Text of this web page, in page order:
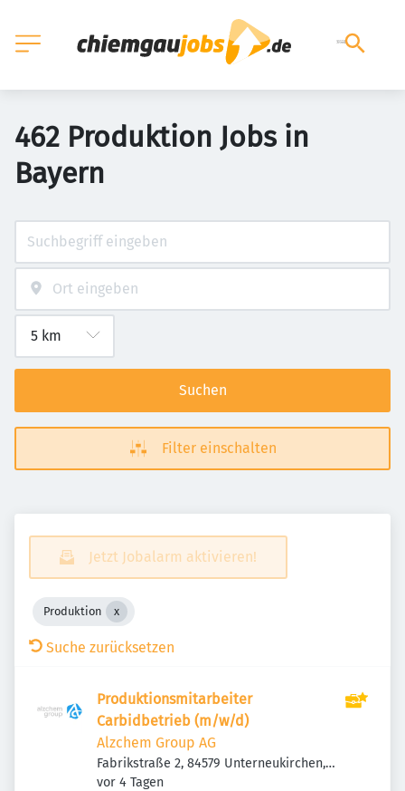
462 Produktion Jobs in
Bayern
Suchen
Filter einschalten
Jetzt Jobalarm aktivieren!
Produktion
Suche zurücksetzen
Produktionsmitarbeiter
Carbidbetrieb (m/w/d)
Alzchem Group AG
Fabrikstraße 2, 84579 Unterneukirchen,
Deutschland
Veröffentlicht
vor 4 Tagen